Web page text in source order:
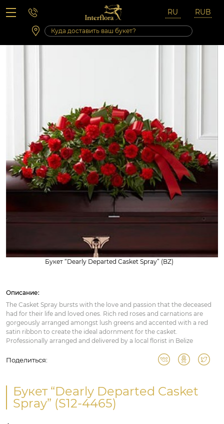
Вопросы-ответы
Сб 10:00 ‐ 14:00
Выходные и праздничные дни
Букет “Dearly Departed Casket Spray” (BZ)
Описание:
The Casket Spray bursts with the love and passion that the deceased
had for their life and loved ones. Rich red roses and carnations are
gorgeously arranged amongst lush greens and accented with a red
satin ribbon to create the ideal adornment for the casket.
Professionally arranged and delivered by a local florist in Belize
Поделиться:
Букет “Dearly Departed Casket
Spray” (S12-4465)